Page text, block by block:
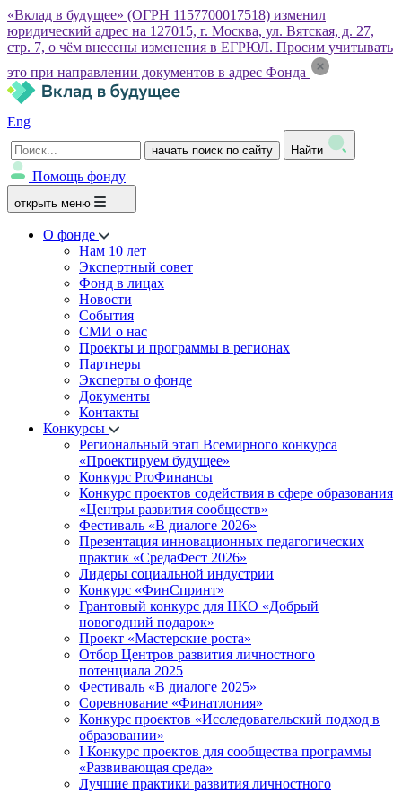
«Вклад в будущее» (ОГРН 1157700017518) изменил
юридический адрес на 127015, г. Москва, ул. Вятская, д. 27,
стр. 7, о чём внесены изменения в ЕГРЮЛ. Просим учитывать
это при направлении документов в адрес Фонда
Eng
начать поиск по сайту Найти
Помощь фонду
открыть меню
О фонде
Нам 10 лет
Экспертный совет
Фонд в лицах
Новости
События
СМИ о нас
Проекты и программы в регионах
Партнеры
Эксперты о фонде
Документы
Контакты
Конкурсы
Региональный этап Всемирного конкурса
«Проектируем будущее»
Конкурс ProФинансы
Конкурс проектов содействия в сфере образования
«Центры развития сообществ»
Фестиваль «В диалоге 2026»
Презентация инновационных педагогических
практик «СредаФест 2026»
Лидеры социальной индустрии
Конкурс «ФинСпринт»
Грантовый конкурс для НКО «Добрый
новогодний подарок»
Проект «Мастерские роста»
Отбор Центров развития личностного
потенциала 2025
Фестиваль «В диалоге 2025»
Соревнование «Финатлония»
Конкурс проектов «Исследовательский подход в
образовании»
I Конкурс проектов для сообщества программы
«Развивающая среда»
Лучшие практики развития личностного